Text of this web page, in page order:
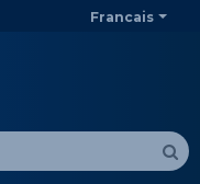
Francais